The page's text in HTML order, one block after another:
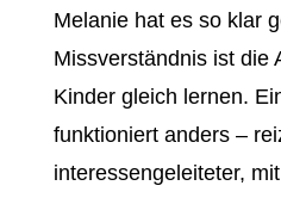
Melanie hat es so klar
Missverständnis ist die
Kinder gleich lernen.
funktioniert anders –
interessengeleiteter,